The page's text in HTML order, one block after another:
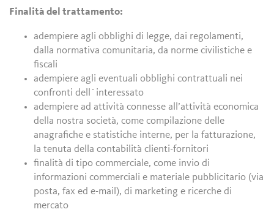
Finalità del trattamento:
adempiere agli obblighi di legge, dai regolamenti,
dalla normativa comunitaria, da norme civilistiche e
fiscali
adempiere agli eventuali obblighi contrattuali nei
confronti dell´interessato
adempiere ad attività connesse all’attività economica
della nostra società, come compilazione delle
anagrafiche e statistiche interne, per la fatturazione,
la tenuta della contabilità clienti-fornitori
finalità di tipo commerciale, come invio di
informazioni commerciali e materiale pubblicitario (via
posta, fax ed e-mail), di marketing e ricerche di
mercato